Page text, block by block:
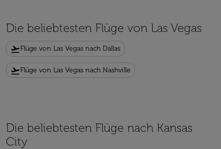
Die beliebtesten Flüge von Las Vegas
flight_takeoffFlüge von Las Vegas nach Dallas
flight_takeoffFlüge von Las Vegas nach Nashville
Die beliebtesten Flüge nach Kansas
City